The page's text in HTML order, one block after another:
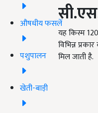
औषधीय फसलें
पशुपालन
खेती-बाड़ी
यह किस्म
विभिन्न
मिल जाती है.